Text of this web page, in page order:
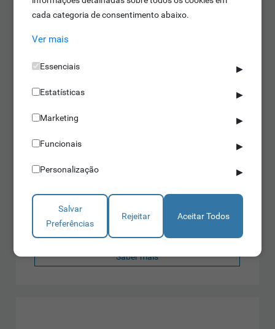
PILARETE DISSUASOR
Limitador de vias
Bloqueador de estacionamento ilícito
Saber mais
cada categoria de consentimento abaixo.
Ver mais
Essenciais ▶
Estatísticas ▶
Marketing ▶
Funcionais ▶
Personalização ▶
Salvar
Preferências
Rejeitar Aceitar Todos